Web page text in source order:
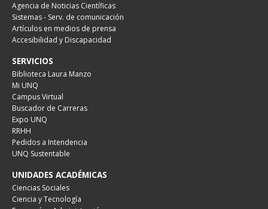
Agencia de Noticias Científicas
Sistemas - Serv. de comunicación
Artículos en medios de prensa
Accesibilidad y Discapacidad
SERVICIOS
Biblioteca Laura Manzo
Mi UNQ
Campus Virtual
Buscador de Carreras
Expo UNQ
RRHH
Pedidos a Intendencia
UNQ Sustentable
UNIDADES ACADÉMICAS
Ciencias Sociales
Ciencia y Tecnología